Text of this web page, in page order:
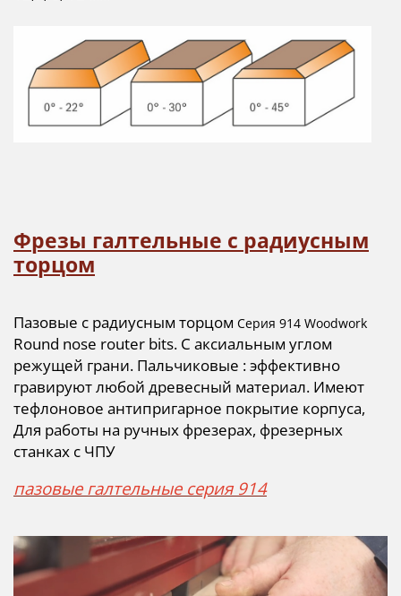
Фрезы галтельные с радиусным
торцом
Пазовые с радиусным торцом Серия 914 Woodwork
Round nose router bits. С аксиальным углом
режущей грани. Пальчиковые : эффективно
гравируют любой древесный материал. Имеют
тефлоновое антипригарное покрытие корпуса,
Для работы на ручных фрезерах, фрезерных
станках с ЧПУ
пазовые галтельные серия 914